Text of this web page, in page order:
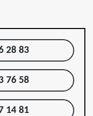
28 83
76 58
14 81